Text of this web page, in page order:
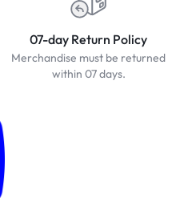
07-day Return Policy
Merchandise must be returned
within 07 days.